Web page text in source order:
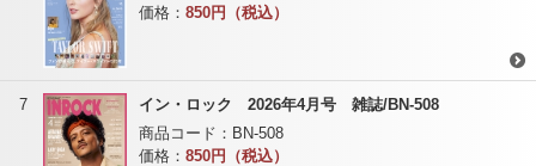
価格： 850円（税込）
7
イン・ロック 2026年4月号 雑誌/BN-508
商品コード： BN-508
価格： 850円（税込）